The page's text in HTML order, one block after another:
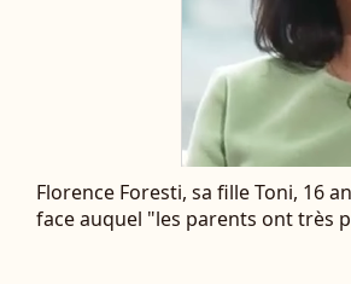
Florence Foresti, sa fille Toni, 16
face auquel "les parents ont très